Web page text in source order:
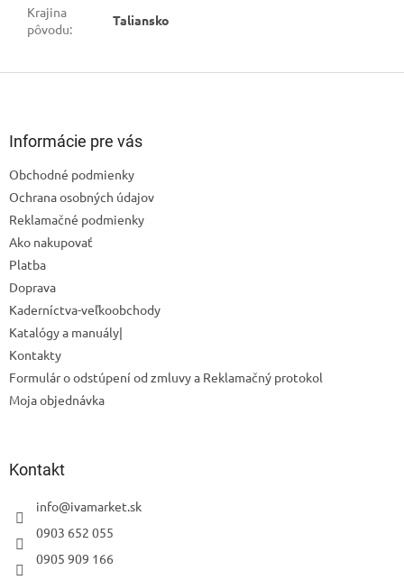
Krajina
pôvodu:
Taliansko
Informácie pre vás
Obchodné podmienky
Ochrana osobných údajov
Reklamačné podmienky
Ako nakupovať
Platba
Doprava
Kaderníctva-veľkoobchody
Katalógy a manuály|
Kontakty
Formulár o odstúpení od zmluvy a Reklamačný protokol
Moja objednávka
Kontakt
info@ivamarket.sk
0903 652 055
0905 909 166